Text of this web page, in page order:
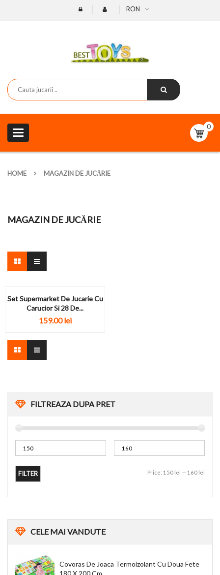
RON
Toggle
navigation
0
HOME MAGAZIN DE JUCĂRIE
FILTREAZA DUPA PRET
FILTER Price: 150 lei — 160 lei
CELEMAI VANDUTE
Covoras De Joaca Termoizolant Cu Doua Fete
MAGAZIN DE JUCĂRIE
Set Supermarket De Jucarie Cu
Carucior Si 28 De...
159.00lei